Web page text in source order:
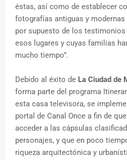
éstas, así como de establecer
fotografías antiguas y
por supuesto de los testimonios
esos lugares y cuyas familias
mucho tiempo”.
Debido al éxito de La Ciudad de
forma parte del programa
esta casa televisora, se
portal de Canal Once a fin de
acceder a las cápsulas
personajes, y que en poco
riqueza arquitectónica y